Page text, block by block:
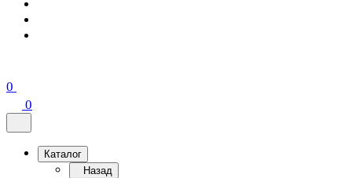
0
0
Каталог
Назад